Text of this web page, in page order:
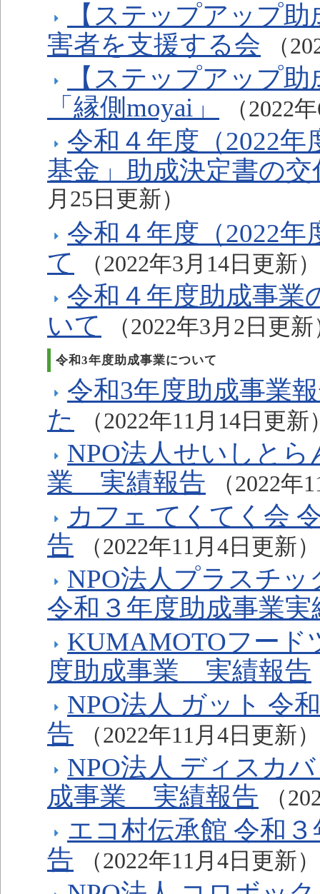
【ステップアップ
害者を支援する会
（
【ステップアップ
「縁側moyai」
（2022
令和４年度（2022
基金」助成決定書の
月25日更新）
令和４年度（2022
て
（2022年3月14日更新）
令和４年度助成事業
いて
（2022年3月2日更
令和3年度助成事業について
令和3年度助成事業
た
（2022年11月14日更新
NPO法人せいしと
業 実績報告
（2022年
カフェ てくてく会
告
（2022年11月4日更新）
NPO法人プラスチ
令和３年度助成事業実
KUMAMOTOフード
度助成事業 実績報告
NPO法人 ガット 令
告
（2022年11月4日更新）
NPO法人 ディスカ
成事業 実績報告
（
エコ村伝承館 令和
告
（2022年11月4日更新）